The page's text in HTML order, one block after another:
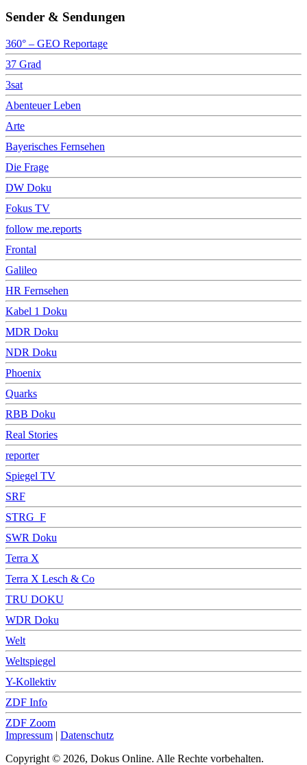
Sender & Sendungen
360° – GEO Reportage
37 Grad
3sat
Abenteuer Leben
Arte
Bayerisches Fernsehen
Die Frage
DW Doku
Fokus TV
follow me.reports
Frontal
Galileo
HR Fernsehen
Kabel 1 Doku
MDR Doku
NDR Doku
Phoenix
Quarks
RBB Doku
Real Stories
reporter
Spiegel TV
SRF
STRG_F
SWR Doku
Terra X
Terra X Lesch & Co
TRU DOKU
WDR Doku
Welt
Weltspiegel
Y-Kollektiv
ZDF Info
ZDF Zoom
Impressum | Datenschutz
Copyright © 2026, Dokus Online. Alle Rechte vorbehalten.